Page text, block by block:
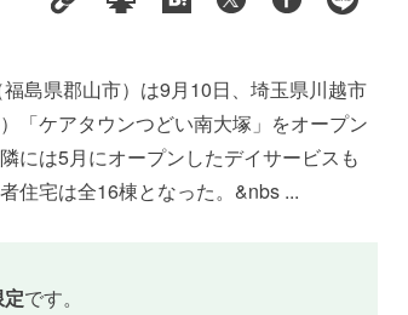
島県郡山市）は9月10日、埼玉県川越市
「ケアタウンつどい南大塚」をオープン
には5月にオープンしたデイサービスも
住宅は全16棟となった。&nbs ...
です。